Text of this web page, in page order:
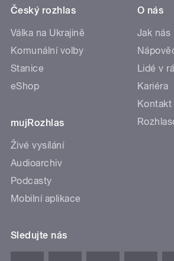
Český rozhlas
Válka na Ukrajině
Komunální volby
Stanice
eShop
mujRozhlas
Živé vysílání
Audioarchiv
Podcasty
Mobilní aplikace
O nás
Jak nás
Lidé v
Kariéra
Kontakt
Sledujte nás